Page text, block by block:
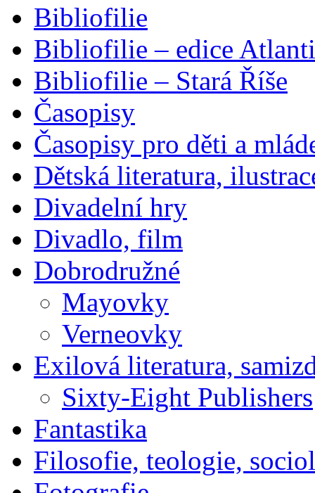
Bibliofilie
Bibliofilie – edice
Bibliofilie – Stará Říše
Časopisy
Časopisy pro děti a
Dětská literatura,
Divadelní hry
Divadlo, film
Dobrodružné
Mayovky
Verneovky
Exilová literatura,
Sixty-Eight Publishers
Fantastika
Filosofie, teologie,